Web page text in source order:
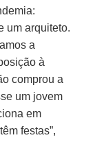
um arquiteto.
a
à
comprou a
um jovem
em
festas”,